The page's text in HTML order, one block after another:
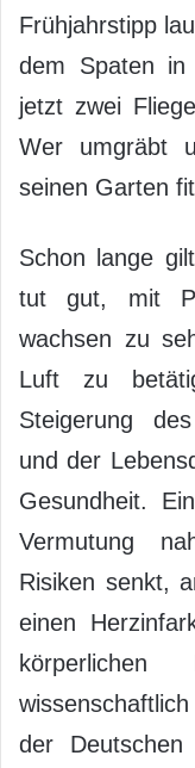
Frühjahrstipp
dem Spaten
jetzt zwei
Wer umgräbt
seinen Garten
Schon lange
tut gut, mit
wachsen zu
Luft zu
Steigerung
und der
Gesundheit.
Vermutung
Risiken senkt,
einen
der